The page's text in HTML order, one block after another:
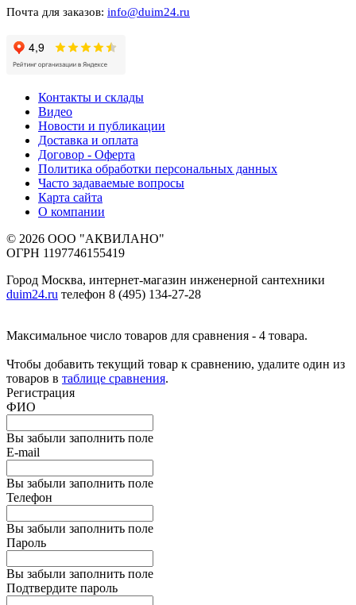
Почта для заказов: info@duim24.ru
Контакты и склады
Видео
Новости и публикации
Доставка и оплата
Договор - Оферта
Политика обработки персональных данных
Часто задаваемые вопросы
Карта сайта
О компании
© 2026 ООО "АКВИЛАНО"
ОГРН 1197746155419
Город Москва, интернет-магазин инженерной сантехники
duim24.ru телефон 8 (495) 134-27-28
Максимальное число товаров для сравнения - 4 товара.
Чтобы добавить текущий товар к сравнению, удалите один из
товаров в таблице сравнения.
Регистрация
ФИО
Вы забыли заполнить поле
E-mail
Вы забыли заполнить поле
Телефон
Вы забыли заполнить поле
Пароль
Вы забыли заполнить поле
Подтвердите пароль